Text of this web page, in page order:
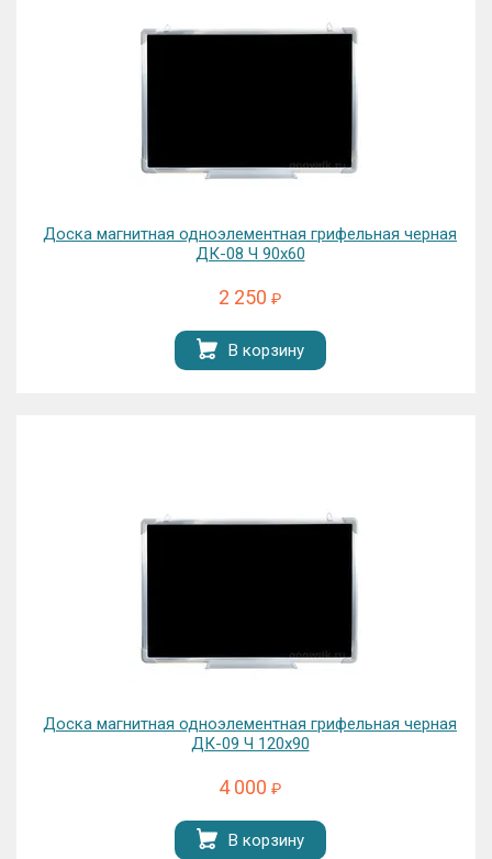
Доска магнитная одноэлементная грифельная черная
ДК-08 Ч 90х60
2 250 ₽
В корзину
Доска магнитная одноэлементная грифельная черная
ДК-09 Ч 120х90
4 000 ₽
В корзину